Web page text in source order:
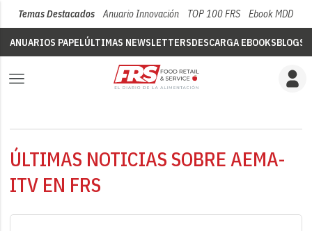
Temas Destacados Anuario Innovación TOP 100 FRS Ebook MDD
ANUARIOS PAPELÚLTIMAS NEWSLETTERSDESCARGA EBOOKSBLOGS
ÚLTIMAS NOTICIAS SOBRE AEMA-
ITV EN FRS